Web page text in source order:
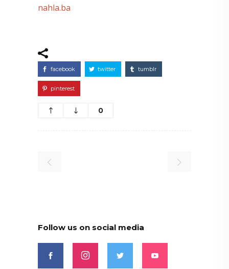
nahla.ba
facebook twitter tumblr
pinterest
0
Follow us on social media